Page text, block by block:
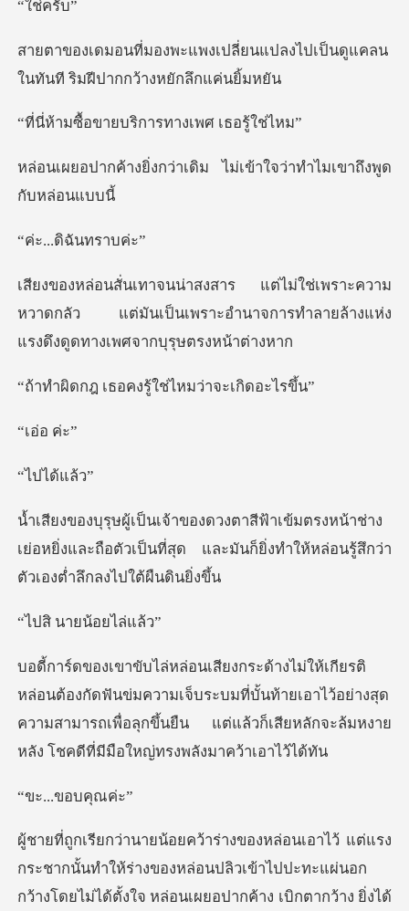
่คร
ยนแปลงไปเป็นดูแคลน
ในทันที ริม
อขายบริการทางเ
่าเดิม ไม่เข้าใจว่าทำไ
ดิฉันทร
าะความ
หวาดกลัว แต่มันเป็นเพราะอำนาจการทำลาย
อคงรู้ใช่ไหมว่
่อ
ได้
้าช่าง
เย่อหยิ่งและถือตัวเป็นที่สุด และมันก็ยิ่งทำ
ายน้อยไ
่มความเจ็บระบมที่บั้นท้ายเอาไว้อย่างสุด
ความสามารถเพื่อลุกขึ้นยืน แต่แ
..ขอบ
ห้ร่างของหล่อนปลิวเข้าไปปะทะแผ่นอก
กว้างโดยไม่ได้ตั้งใจ หล่อนเผยอปากค้า